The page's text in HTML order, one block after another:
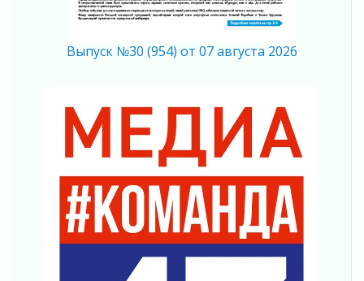
Память, сталь и музыка
Регион готовится к выборам
согласие
04 августа 2026
Без риска для здоровья и кошелька
Важная информация
04 августа 2026
Что делать со сбережениями
04 августа 2026
Награды нашли строителей
Выпуск №30 (954) от 07 августа 2026